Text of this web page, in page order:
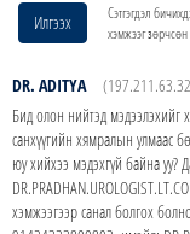
Илгээх
Сэтгэгдэл
хэмжээг зөрчсөн
DR. ADITYA
Бид олон нийтэд мэдээлэхийг
санхүүгийн хямралын улмаас
юу хийхээ мэдэхгүй байна
хэмжээгээр санал болгох